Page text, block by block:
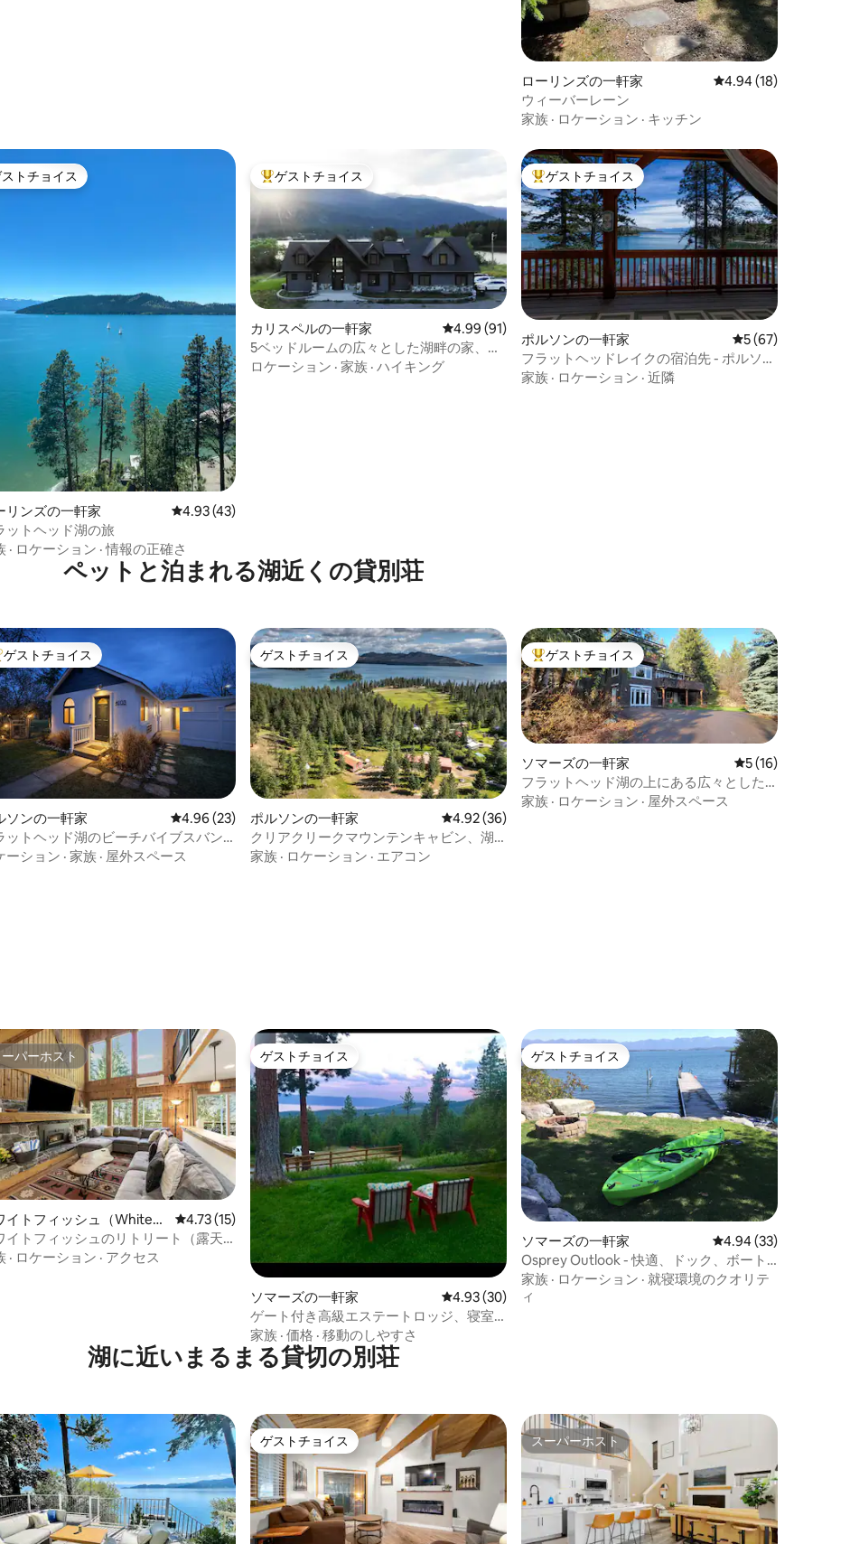
ローリンズの一軒家 レビュー18件、5つ
4.94 (18)
ウィーバーレーン
家族 · ロケーション · キッチン
5つ星中5つ星の平均評価
ストチョイス
トチョイス
リンズの一軒家 レビュー43件、5つ星中4.93つ星の平均評価
4.93 (43)
ットヘッド湖の旅
· ロケーション ·情報の正確さ
大好評のゲストチョイスです。
ゲストチョイス
カリスペルの一軒家 レビュー91件、5つ星中4.99つ星の平均評価
4.99 (91)
5ベッドルームの広々とした湖畔の家、ブ
レイン湖のほとり
ロケーション · 家族 · ハイキング
大好評のゲストチョイスです。
ゲストチョイス
ポルソンの一軒家 レビュー67件、5
5 (67)
フラットヘッドレイクの宿泊先 - ポルソン
近くの絶景
家族 · ロケーション · 近隣
ペットと泊まれる湖近くの貸別荘
5つ星中5つ星の平均評価
好評のゲストチョイスです。
ゲストチョイス
ソンの一軒家 レビュー23件、5つ星中4.96つ星の平均評価
4.96 (23)
ットヘッド湖のビーチバイブスバン
ー
ーション · 家族 · 屋外スペース
ゲストチョイス
ゲストチョイス
ポルソンの一軒家 レビュー36件、5つ星中4.92つ星の平均評価
4.92 (36)
クリアクリークマウンテンキャビン、湖
アクセス＆9エーカー！
家族 · ロケーション · エアコン
大好評のゲストチョイスです。
ゲストチョイス
ソマーズの一軒家 レビュー16件、5
5 (16)
フラットヘッド湖の上にある広々とした
家、11人まで宿泊可能！
家族 · ロケーション · 屋外スペース
星中4.89つ星の平均評価
パーホスト
パーホスト
イトフィッシュ（Whitefis
一軒家
レビュー15件、5つ星中4.73つ星の平均評価
4.73 (15)
イトフィッシュのリトリート（露天
・プール・湖の景色付き）
· ロケーション · アクセス
ゲストチョイス
ゲストチョイス
ソマーズの一軒家 レビュー30件、5つ星中4.93つ星の平均評価
4.93 (30)
ゲート付き高級エステートロッジ、寝室2
部屋、ベッド4台
家族 · 価格 · 移動のしやすさ
ゲストチョイス
ゲストチョイス
ソマーズの一軒家 レビュー33件、5つ星
4.94 (33)
Osprey Outlook - 快適、ドック、ボート
リフト、カヤック4台
家族 · ロケーション · 就寝環境のクオリテ
ィ
湖に近いまるまる貸切の別荘
ゲストチョイス
ゲストチョイス スーパーホスト
スーパーホスト